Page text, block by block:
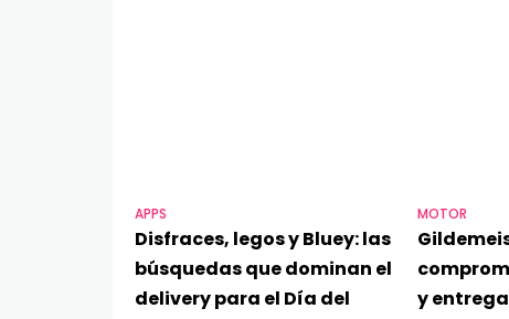
APPS
Disfraces, legos y Bluey: las
búsquedas que dominan el
delivery para el Día del
MOTOR
y